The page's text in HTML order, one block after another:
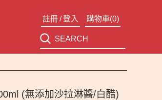
註冊/登入 購物車(0)
(無添加沙拉淋醬/白醋)